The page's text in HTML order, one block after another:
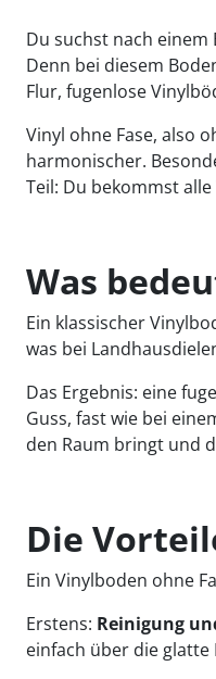
Du suchst nach
Denn bei diesem
Flur, fugenlose
Vinyl ohne Fase, also
harmonischer.
Teil: Du bekommst
Was
Ein klassischer
was bei
Das Ergebnis: eine
Guss, fast wie bei
den Raum bringt und
Die
Ein Vinylboden ohne
Erstens: Reinigung
einfach über die